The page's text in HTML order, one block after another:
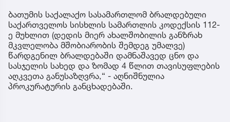
ბათუმის საქალაქო სასამართლომ ბრალდებული
საქართველოს სისხლის სამართლის კოდექსის 112-
ე მუხლით (დედის მიერ ახალშობილის განზრახ
მკვლელობა მშობიარობის შემდეგ უმალვე)
წარდგენილ ბრალდებაში დამნაშავედ ცნო და
სასჯელის სახედ და ზომად 4 წლით თავისუფლების
აღკვეთა განუსაზღვრა,“ - აღნიშნულია
პროკურატურის განცხადებაში.